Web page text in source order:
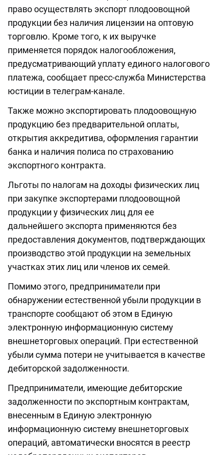
право осуществлять экспорт плодоовощной
продукции без наличия лицензии на оптовую
торговлю. Кроме того, к их выручке
применяется порядок налогообложения,
предусматривающий уплату единого налогового
платежа, сообщает пресс-служба Министерства
юстиции в телеграм-канале.
Также можно экспортировать плодоовощную
продукцию без предварительной оплаты,
открытия аккредитива, оформления гарантии
банка и наличия полиса по страхованию
экспортного контракта.
Льготы по налогам на доходы физических лиц
при закупке экспортерами плодоовощной
продукции у физических лиц для ее
дальнейшего экспорта применяются без
предоставления документов, подтверждающих
производство этой продукции на земельных
участках этих лиц или членов их семей.
Помимо этого, предприниматели при
обнаружении естественной убыли продукции в
транспорте сообщают об этом в Единую
электронную информационную систему
внешнеторговых операций. При естественной
убыли сумма потери не учитывается в качестве
дебиторской задолженности.
Предприниматели, имеющие дебиторские
задолженности по экспортным контрактам,
внесенным в Единую электронную
информационную систему внешнеторговых
операций, автоматически вносятся в реестр